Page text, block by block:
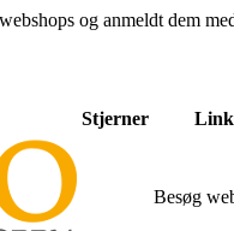
og anmeldt dem
Stjerner Link
Besøg